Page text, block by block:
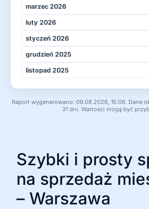
marzec 2026
luty 2026
styczeń 2026
grudzień 2025
listopad 2025
Raport wygenerowano: 09.08.2026, 15:06. Dane
31 dni. Wartości mogą być
Szybki i prosty
na sprzedaż
– Warszawa